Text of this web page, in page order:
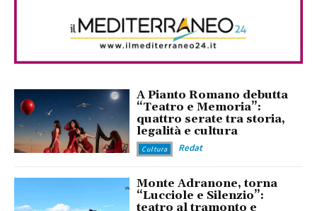
A Pianto Romano debutta
“Teatro e Memoria”:
quattro serate tra storia,
legalità e cultura
Cultura Redat
Monte Adranone, torna
“Lucciole e Silenzio”:
teatro al tramonto e